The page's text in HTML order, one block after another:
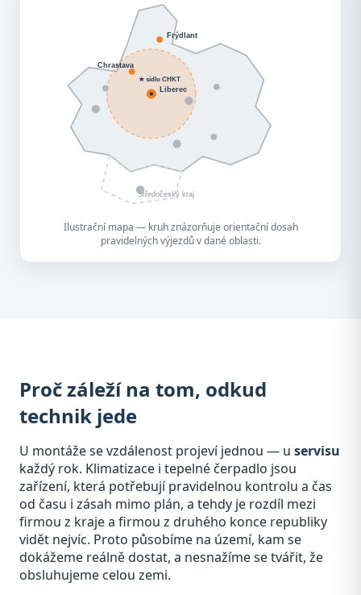
Středočeský kraj
Liberec
Chrastava
Frýdlant
★ sídlo CHKT
Ilustrační mapa — kruh znázorňuje orientační dosah
pravidelných výjezdů v dané oblasti.
Proč záleží na tom, odkud
technik jede
U montáže se vzdálenost projeví jednou — u servisu
každý rok. Klimatizace i tepelné čerpadlo jsou
zařízení, která potřebují pravidelnou kontrolu a čas
od času i zásah mimo plán, a tehdy je rozdíl mezi
firmou z kraje a firmou z druhého konce republiky
vidět nejvíc. Proto působíme na území, kam se
dokážeme reálně dostat, a nesnažíme se tvářit, že
obsluhujeme celou zemi.